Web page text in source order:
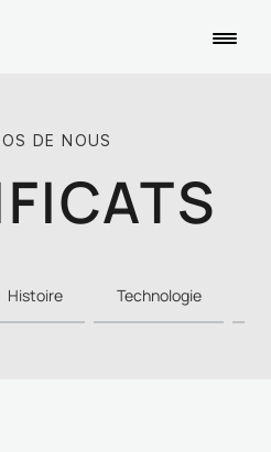
DE NOUS
Histoire Technologie